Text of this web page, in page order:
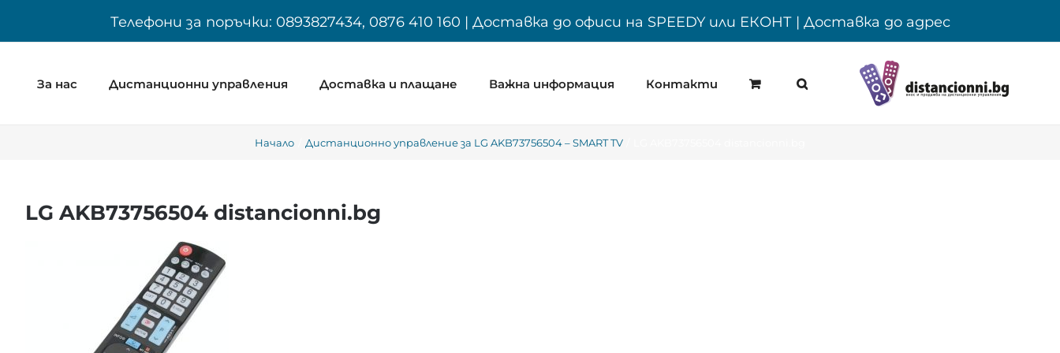
Телефони за поръчки: 0893827434, 0876 410 160 | Доставка до офиси на SPEEDY или ЕКОНТ | Доставка до адрес
За нас Дистанционни управления Доставка и плащане Важна информация Контакти
Начало Дистанционно управление за LG AKB73756504 – SMART TV
LG AKB73756504 distancionni.bg